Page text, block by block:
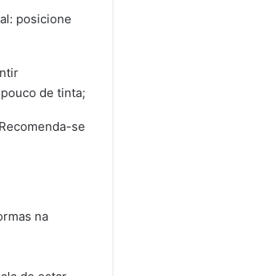
posicione
de tinta;
se
na